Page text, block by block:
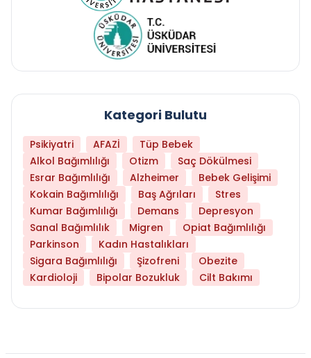
Kategori Bulutu
Psikiyatri AFAZİ
Tüp Bebek
Alkol Bağımlılığı
Otizm
Saç Dökülmesi
Esrar Bağımlılığı
Alzheimer
Bebek Gelişimi
Kokain Bağımlılığı
Baş Ağrıları
Stres
Kumar Bağımlılığı
Demans
Depresyon
Sanal Bağımlılık
Migren
Opiat Bağımlılığı
Parkinson
Kadın Hastalıkları
Sigara Bağımlılığı
Şizofreni
Obezite
Kardioloji
Bipolar Bozukluk Cilt Bakımı